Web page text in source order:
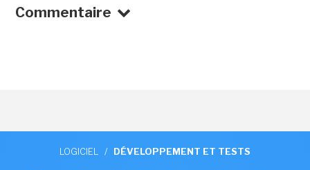
Commentaire
LOGICIEL / DÉVELOPPEMENT ET TESTS